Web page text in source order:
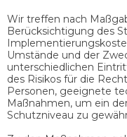
Wir treffen nach
Berücksichtigung des
Umstände und der
unterschiedlichen
des Risikos für die
Personen, geeignete
Maßnahmen, um ein
Schutzniveau zu